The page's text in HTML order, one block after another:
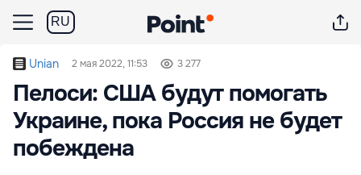
RU
Unian 2 мая 2022, 11:53 3 277
Пелоси: США будут помогать
Украине, пока Россия не будет
побеждена